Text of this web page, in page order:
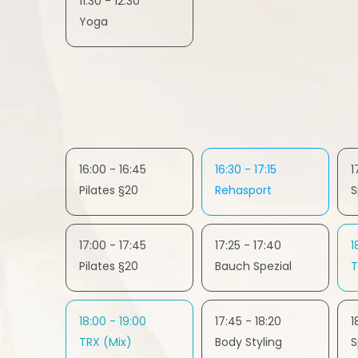
Yoga
16:00 - 16:45
Pilates §20
17:00 - 17:45
Pilates §20
18:00 - 19:00
TRX (Mix)
16:30 - 17:15
Rehasport
17:25 - 17:40
Bauch Spezial
17:45 - 18:20
Body Styling